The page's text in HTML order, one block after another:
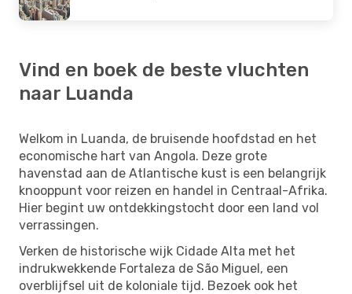
Vind en boek de beste vluchten
naar Luanda
Welkom in Luanda, de bruisende hoofdstad en het
economische hart van Angola. Deze grote
havenstad aan de Atlantische kust is een belangrijk
knooppunt voor reizen en handel in Centraal-Afrika.
Hier begint uw ontdekkingstocht door een land vol
verrassingen.
Verken de historische wijk Cidade Alta met het
indrukwekkende Fortaleza de São Miguel, een
overblijfsel uit de koloniale tijd. Bezoek ook het